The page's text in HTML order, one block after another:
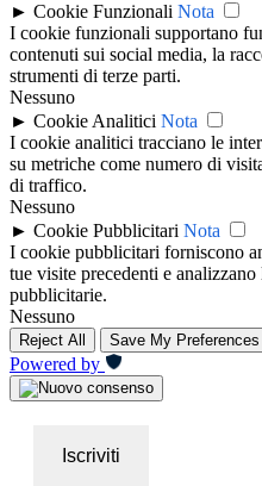
► Cookie Funzionali Nota
I cookie funzionali supportano
contenuti sui social media, la
strumenti di terze parti.
Nessuno
► Cookie Analitici Nota
I cookie analitici tracciano le
su metriche come numero di
di traffico.
Nessuno
► Cookie Pubblicitari Nota
I cookie pubblicitari forniscono
tue visite precedenti e
pubblicitarie.
Nessuno
Reject All Save My Preferences
Powered by
Iscriviti